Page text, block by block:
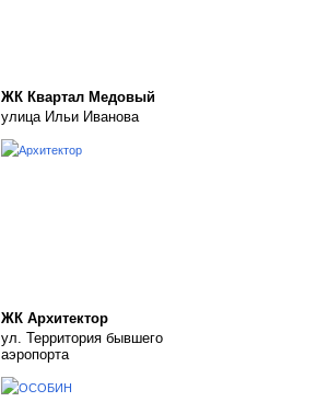
ЖК Квартал Медовый
улица Ильи Иванова
ЖК Архитектор
ул. Территория бывшего
аэропорта